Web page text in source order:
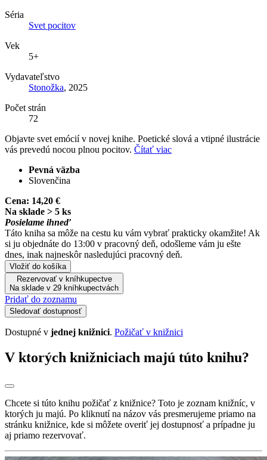
Séria
Svet pocitov
Vek
5+
Vydavateľstvo
Stonožka, 2025
Počet strán
72
Objavte svet emócií v novej knihe. Poetické slová a vtipné ilustrácie
vás prevedú nocou plnou pocitov. Čítať viac
Pevná väzba
Slovenčina
Cena: 14,20 €
Na sklade > 5 ks
Posielame ihneď
Táto kniha sa môže na cestu ku vám vybrať prakticky okamžite! Ak
si ju objednáte do 13:00 v pracovný deň, odošleme vám ju ešte
dnes, inak najneskôr nasledujúci pracovný deň.
Vložiť do košíka
Rezervovať v kníhkupectve
Na sklade v 29 kníhkupectvách
Pridať do zoznamu
Sledovať dostupnosť
Dostupné v jednej knižnici. Požičať v knižnici
V ktorých knižniciach majú túto knihu?
Chcete si túto knihu požičať z knižnice? Toto je zoznam knižníc, v
ktorých ju majú. Po kliknutí na názov vás presmerujeme priamo na
stránku knižnice, kde si môžete overiť jej dostupnosť a prípadne ju
aj priamo rezervovať.